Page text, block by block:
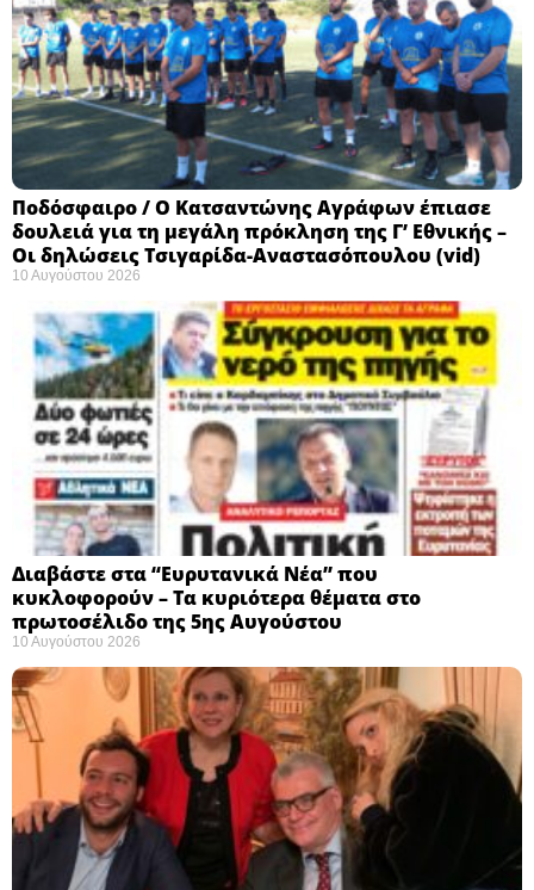
Ποδόσφαιρο / Ο Κατσαντώνης Αγράφων έπιασε
δουλειά για τη μεγάλη πρόκληση της Γ’ Εθνικής –
Οι δηλώσεις Τσιγαρίδα-Αναστασόπουλου (vid)
10 Αυγούστου 2026
Διαβάστε στα “Ευρυτανικά Νέα” που
κυκλοφορούν – Τα κυριότερα θέματα στο
πρωτοσέλιδο της 5ης Αυγούστου
10 Αυγούστου 2026